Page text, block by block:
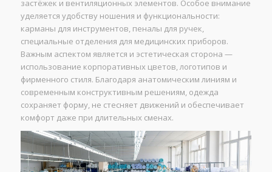
застёжек и вентиляционных элементов. Особое внимание
уделяется удобству ношения и функциональности:
карманы для инструментов, пеналы для ручек,
специальные отделения для медицинских приборов.
Важным аспектом является и эстетическая сторона —
использование корпоративных цветов, логотипов и
фирменного стиля. Благодаря анатомическим линиям и
современным конструктивным решениям, одежда
сохраняет форму, не стесняет движений и обеспечивает
комфорт даже при длительных сменах.